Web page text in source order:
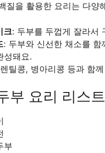
질을 활용한 요리는 다양
크: 두부를 두껍게 잘라서
: 두부와 신선한 채소를
성돼요.
틸콩, 병아리콩 등과 함
부 요리 리스트
부